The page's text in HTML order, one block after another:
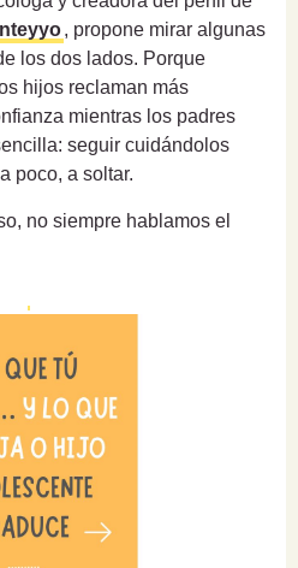
, propone mirar algunas
los dos lados. Porque
hijos reclaman más
mientras los padres
seguir cuidándolos
poco, a soltar.
no siempre hablamos el